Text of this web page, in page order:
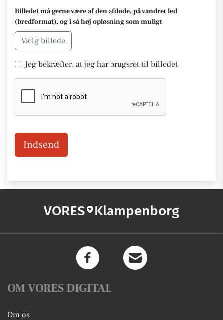
Billedet må gerne være af den afdøde, på vandret led
(bredformat), og i så høj opløsning som muligt
Vælg billede
Jeg bekræfter, at jeg har brugsret til billedet
Indsend
VORES Klampenborg
OM VORES DIGITAL
Om os